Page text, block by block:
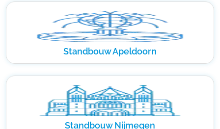
Standbouw Apeldoorn
Standbouw Nijmegen